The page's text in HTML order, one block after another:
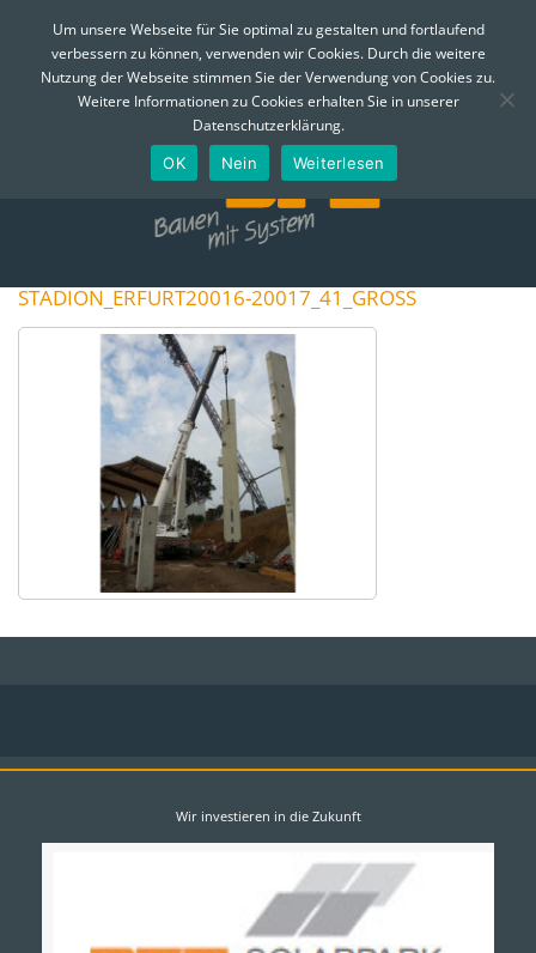
Telefon:0361 - 74 310Email:info@bfe-erfurt.de
STADION_ERFURT20016-20017_41_GROSS
Wir investieren in die Zukunft
MENÜUm unsere Webseite für Sie optimal zu gestalten und fortlaufend
verbessern zu können, verwenden wir Cookies. Durch die weitere
Nutzung der Webseite stimmen Sie der Verwendung von Cookies zu.
Weitere Informationen zu Cookies erhalten Sie in unserer
Datenschutzerklärung.
OK Nein Weiterlesen